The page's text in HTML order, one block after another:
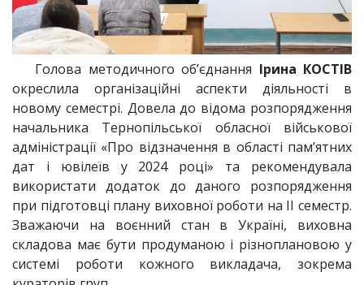
Голова методичного об’єднання Ірина КОСТІВ
окреслила організаційні аспекти діяльності в
новому семестрі. Довела до відома розпорядження
начальника Тернопільської обласної військової
адміністрації «Про відзначення в області пам’ятних
дат і ювілеїв у 2024 році» та рекомендувала
використати додаток до даного розпорядження
при підготовці плану виховної роботи на ІІ семестр.
Зважаючи на воєнний стан в Україні, виховна
складова має бути продуманою і різноплановою у
системі роботи кожного викладача, зокрема